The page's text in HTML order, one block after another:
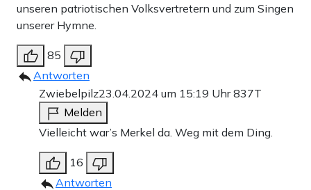
unseren patriotischen Volksvertretern und zum Singen
unserer Hymne.
85
Antworten
Zwiebelpilz23.04.2024 um 15:19 Uhr837T
Melden
Vielleicht war’s Merkel da. Weg mit dem Ding.
16
Antworten